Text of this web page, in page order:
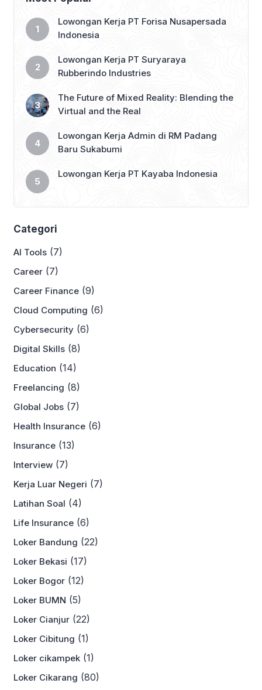
Lowongan Kerja PT Forisa Nusapersada
Indonesia
Lowongan Kerja PT Suryaraya
Rubberindo Industries
The Future of Mixed Reality: Blending the
Virtual and the Real
Lowongan Kerja Admin di RM Padang
Baru Sukabumi
Lowongan Kerja PT Kayaba Indonesia
Categori
AI Tools (7)
Career (7)
Career Finance (9)
Cloud Computing (6)
Cybersecurity (6)
Digital Skills (8)
Education (14)
Freelancing (8)
Global Jobs (7)
Health Insurance (6)
Insurance (13)
Interview (7)
Kerja Luar Negeri (7)
Latihan Soal (4)
Life Insurance (6)
Loker Bandung (22)
Loker Bekasi (17)
Loker Bogor (12)
Loker BUMN (5)
Loker Cianjur (22)
Loker Cibitung (1)
Loker cikampek (1)
Loker Cikarang (80)